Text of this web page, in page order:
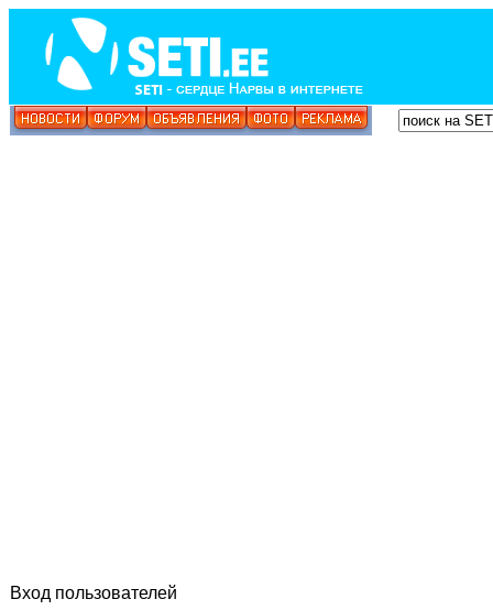
Вход пользователей